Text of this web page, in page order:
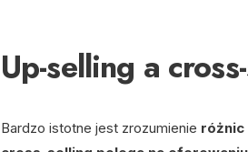
Up-selling a
Bardzo istotne jest zrozumienie różnic